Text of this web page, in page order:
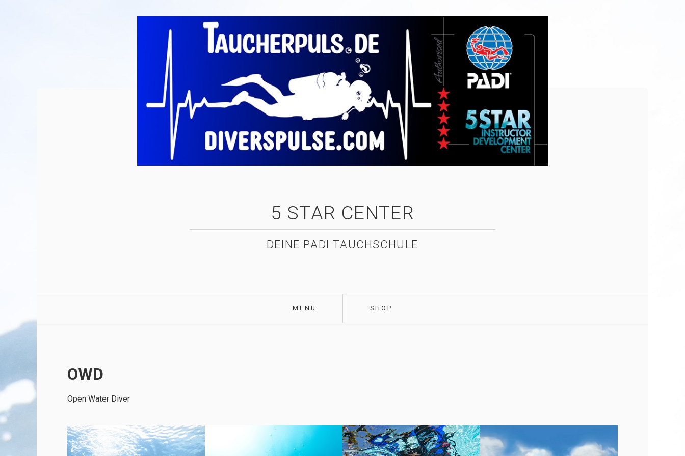
5 STAR CENTER
DEINE PADI TAUCHSCHULE
MENÜ SHOP
OWD
Open Water Diver